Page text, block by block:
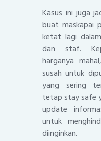
Kasus ini juga
buat maskapai
ketat lagi
dan staf.
harganya
susah untuk
yang sering
tetap stay safe
update
untuk
diinginkan.